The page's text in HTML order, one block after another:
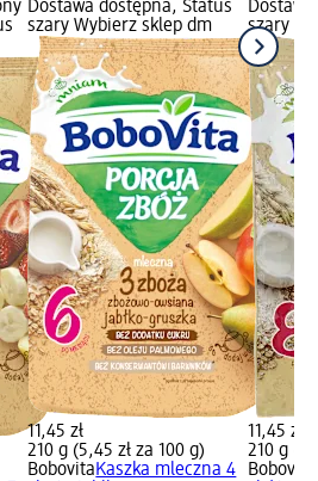
Dostawa dostępna, Status
szary Wybierz sklep dm
11,45 zł
210 g (5,45 zł za 100 g)
BobovitaKaszka mleczna 4
szary
11,45 zł
210 g
Bobovita